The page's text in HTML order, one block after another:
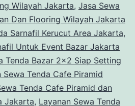
Wilayah Jakarta, Jasa Sewa
Dan Flooring Wilayah Jakarta
Sarnafil Kerucut Area Jakarta,
Untuk Event Bazar Jakarta
Tenda Bazar 2x2 Siap Setting
Sewa Tenda Cafe Piramid
Tenda Cafe Piramid dan
Jakarta, Layanan Sewa Tenda